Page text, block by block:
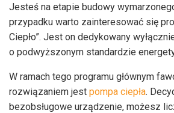
Jesteś na etapie budowy
przypadku warto zainteresować się
Ciepło”. Jest on dedykowany
o podwyższonym standardzie
W ramach tego programu głównym
rozwiązaniem jest pompa ciepła.
bezobsługowe urządzenie, możesz